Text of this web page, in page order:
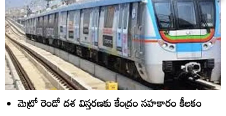
మెట్రో రెండో దశ విస్తరణకు కేంద్రం సహకారం కీలకం